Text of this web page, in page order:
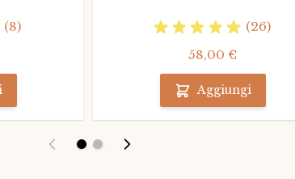
(8)
(26)
58,00 €
Aggiungi